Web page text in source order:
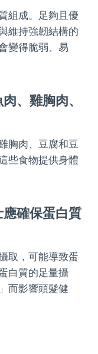
組成。足夠且優
維持強韌結構的
變得脆弱、易
、雞胸肉、
胸肉、豆腐和豆
些食物提供身體
確保蛋白質
取，可能導致蛋
白質的足量攝
而影響頭髮健